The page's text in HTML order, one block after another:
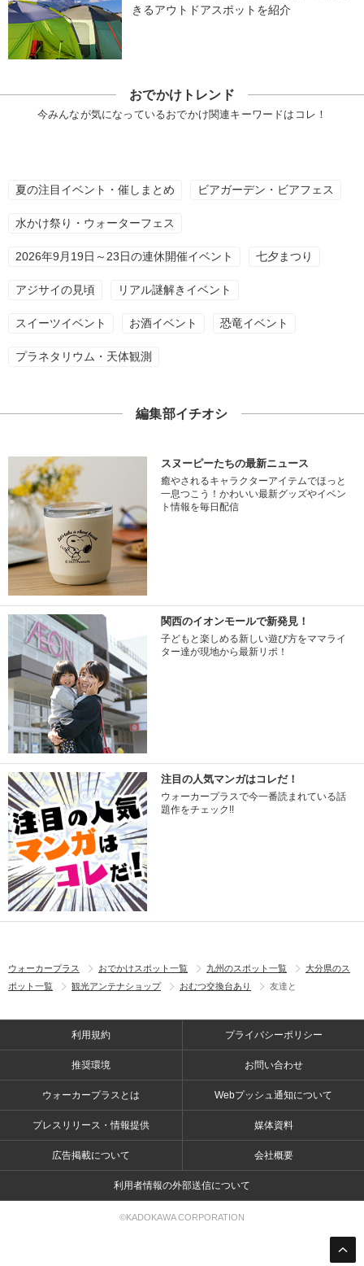
きるアウトドアスポットを紹介
おでかけトレンド
今みんなが気になっているおでかけ関連キーワードはコレ！
夏の注目イベント・催しまとめ ビアガーデン・ビアフェス
水かけ祭り・ウォーターフェス
2026年9月19日～23日の連休開催イベント 七夕まつり
アジサイの見頃 リアル謎解きイベント
スイーツイベント お酒イベント 恐竜イベント
プラネタリウム・天体観測
編集部イチオシ
スヌーピーたちの最新ニュース
癒やされるキャラクターアイテムでほっと
一息つこう！かわいい最新グッズやイベン
ト情報を毎日配信
関西のイオンモールで新発見！
子どもと楽しめる新しい遊び方をママライ
ター達が現地から最新リポ！
注目の人気マンガはコレだ！
ウォーカープラスで今一番読まれている話
題作をチェック!!
ウォーカープラス おでかけスポット一覧 九州のスポット一覧
大分県のス
ポット一覧
観光アンテナショップ おむつ交換台あり 友達と
利用規約 プライバシーポリシー
推奨環境 お問い合わせ
ウォーカープラスとは Webプッシュ通知について
プレスリリース・情報提供 媒体資料
広告掲載について 会社概要
利用者情報の外部送信について
©KADOKAWA CORPORATION